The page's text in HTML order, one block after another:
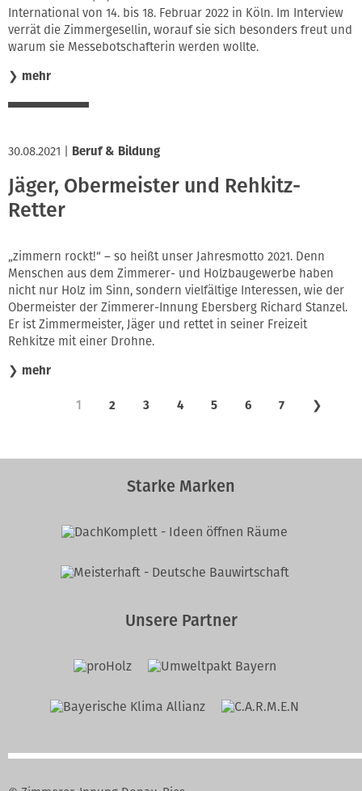
International von 14. bis 18. Februar 2022 in Köln. Im Interview
verrät die Zimmergesellin, worauf sie sich besonders freut und
warum sie Messebotschafterin werden wollte.
❯ mehr
30.08.2021 Beruf & Bildung
Jäger, Obermeister und Rehkitz-
Retter
„zimmern rockt!“ – so heißt unser Jahresmotto 2021. Denn
Menschen aus dem Zimmerer- und Holzbaugewerbe haben
nicht nur Holz im Sinn, sondern vielfältige Interessen, wie der
Obermeister der Zimmerer-Innung Ebersberg Richard Stanzel.
Er ist Zimmermeister, Jäger und rettet in seiner Freizeit
Rehkitze mit einer Drohne.
❯ mehr
1 2 3 4 5 6 7 ❯
Starke Marken
Unsere Partner